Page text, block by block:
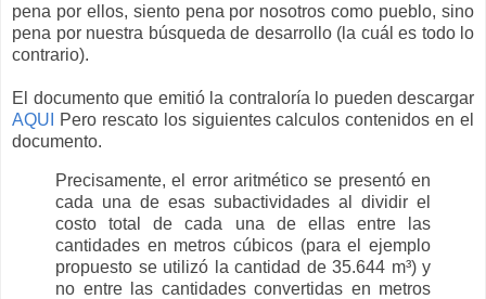
pena por ellos, siento pena por nosotros como pueblo, sino
pena por nuestra búsqueda de desarrollo (la cuál es todo lo
contrario).
El documento que emitió la contraloría lo pueden descargar
AQUI
Pero rescato los siguientes calculos contenidos en el
documento.
Precisamente, el error aritmético se presentó en
cada una de esas subactividades al dividir el
costo total de cada una de ellas entre las
cantidades en metros cúbicos (para el ejemplo
propuesto se utilizó la cantidad de 35.644 m³) y
no entre las cantidades convertidas en metros